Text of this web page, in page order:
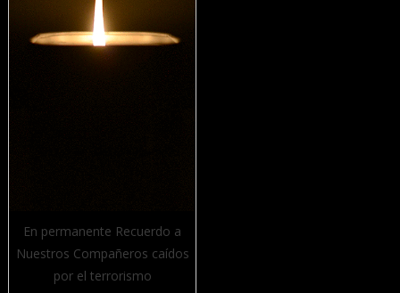
En permanente Recuerdo a
Nuestros Compañeros caídos
por el terrorismo